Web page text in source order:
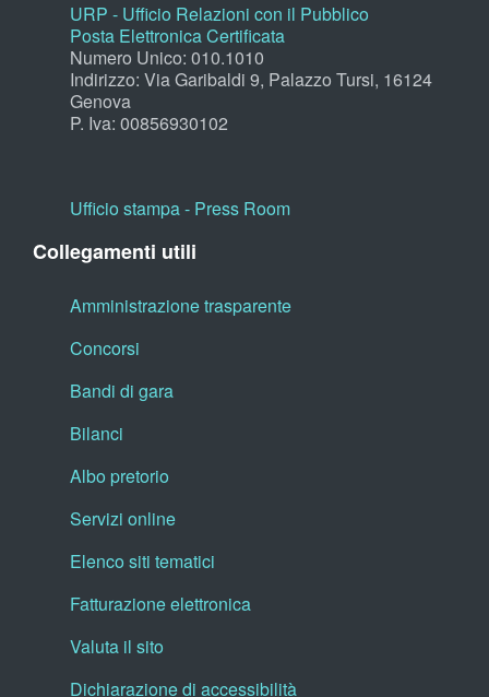
URP - Ufficio Relazioni con il Pubblico
Posta Elettronica Certificata
Numero Unico: 010.1010
Indirizzo: Via Garibaldi 9, Palazzo Tursi, 16124
Genova
P. Iva: 00856930102
Ufficio stampa - Press Room
Collegamenti utili
Amministrazione trasparente
Concorsi
Bandi di gara
Bilanci
Albo pretorio
Servizi online
Elenco siti tematici
Fatturazione elettronica
Valuta il sito
Dichiarazione di accessibilità